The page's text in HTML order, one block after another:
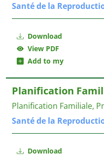
Download
View PDF
Add to my
Santéde la
Download
Planification
Planification Familiale,
Santéde la